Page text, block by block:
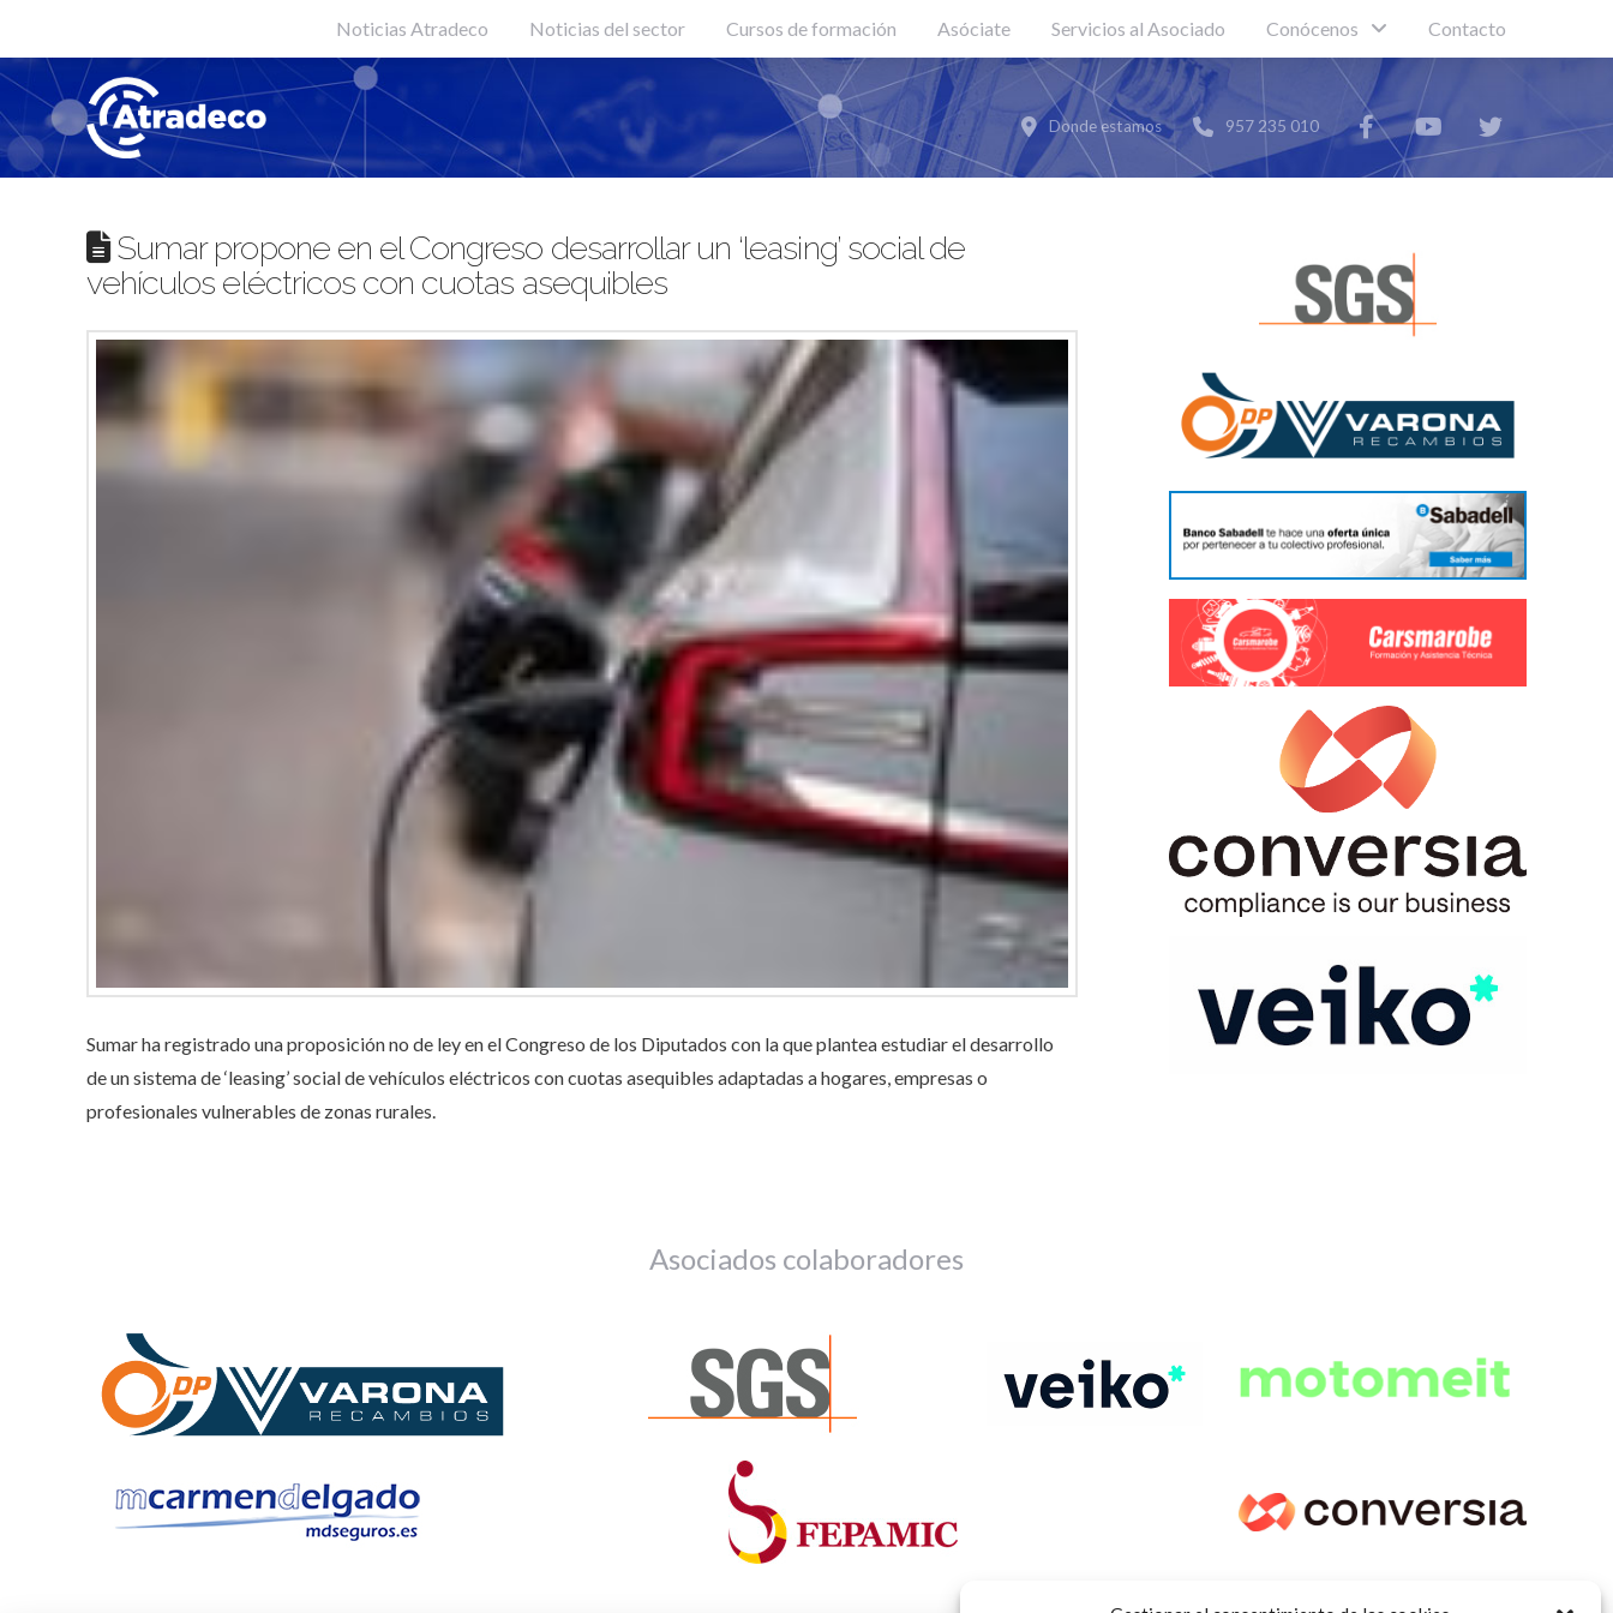
Noticias Atradeco Noticias del sector Cursos de formación Asóciate Servicios al Asociado Conócenos Contacto
Donde estamos 957 235 010
Sumar propone en el Congreso desarrollar un ‘leasing’ social de
vehículos eléctricos con cuotas asequibles
Sumar ha registrado una proposición no de ley en el Congreso de los Diputados con la que plantea estudiar el desarrollo
de un sistema de ‘leasing’ social de vehículos eléctricos con cuotas asequibles adaptadas a hogares, empresas o
profesionales vulnerables de zonas rurales.
Asociados colaboradores